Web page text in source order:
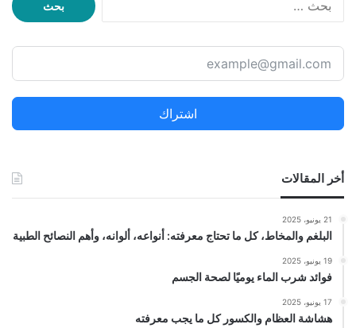
ح
ع
ن
اشتراك
أخر المقالات
21 يونيو، 2025
البلغم والمخاط، كل ما تحتاج معرفته: أنواعه، ألوانه، وأهم النصائح الطبية
19 يونيو، 2025
فوائد شرب الماء يوميًا لصحة الجسم
17 يونيو، 2025
هشاشة العظام والكسور كل ما يجب معرفته